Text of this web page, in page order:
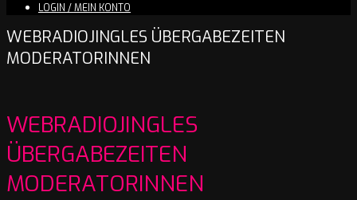
LOGIN / MEIN KONTO
WEBRADIOJINGLES ÜBERGABEZEITEN
MODERATORINNEN
WEBRADIOJINGLES
ÜBERGABEZEITEN
MODERATORINNEN